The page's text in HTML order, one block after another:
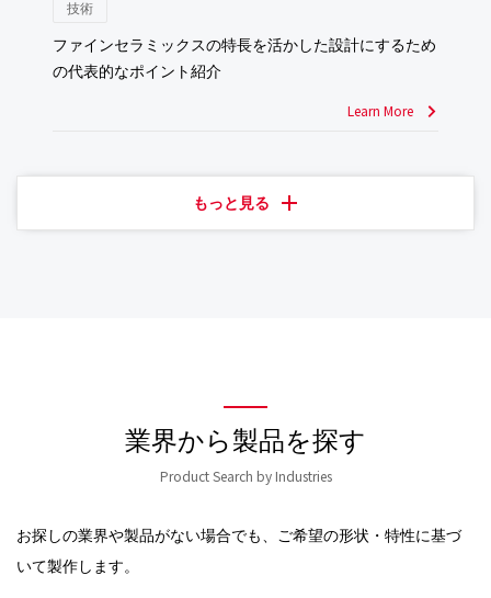
技術
ファインセラミックスの特長を活かした設計にするため
の代表的なポイント紹介
Learn More
もっと見る
業界から製品を探す
Product Search by Industries
お探しの業界や製品がない場合でも、ご希望の形状・特性に基づ
いて製作します。